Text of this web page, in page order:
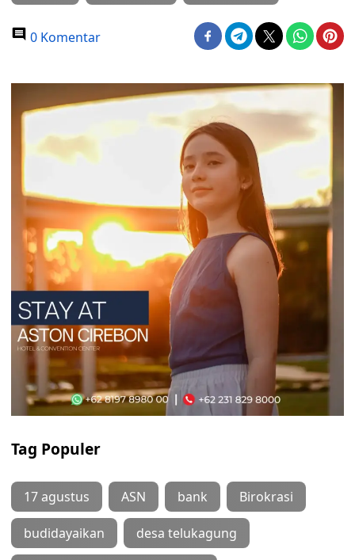
0 Komentar
Tag Populer
17 agustus ASN bank Birokrasi
budidayaikan desa telukagung